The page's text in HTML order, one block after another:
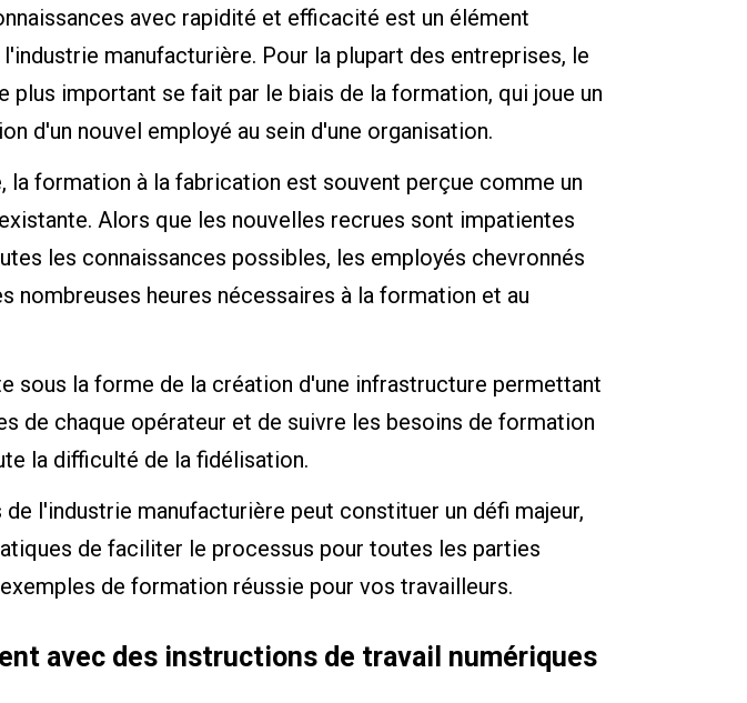
avec rapidité et efficacité est un élément
manufacturière. Pour la plupart des entreprises, le
plus important se fait par le biais de la formation, qui joue un
d'un nouvel employé au sein d'une organisation.
la formation à la fabrication est souvent perçue comme un
Alors que les nouvelles recrues sont impatientes
les connaissances possibles, les employés chevronnés
nombreuses heures nécessaires à la formation et au
sous la forme de la création d'une infrastructure permettant
de chaque opérateur et de suivre les besoins de formation
la difficulté de la fidélisation.
l'industrie manufacturière peut constituer un défi majeur,
de faciliter le processus pour toutes les parties
de formation réussie pour vos travailleurs.
avec des instructions de travail numériques